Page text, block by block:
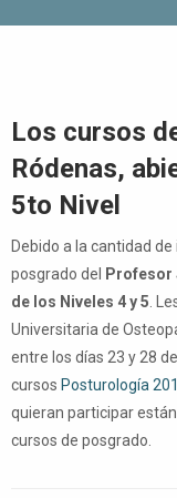
Los cursos
Ródenas,
5to Nivel
Debido a la cantidad
posgrado del
Profesor
de los Niveles 4 y 5 .
Universitaria de
entre los días 23 y 28
cursos Posturología
quieran participar
cursos de posgrado.